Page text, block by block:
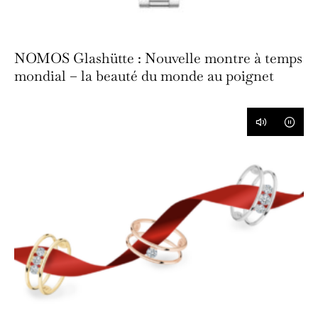
NOMOS Glashütte : Nouvelle montre à temps
mondial – la beauté du monde au poignet